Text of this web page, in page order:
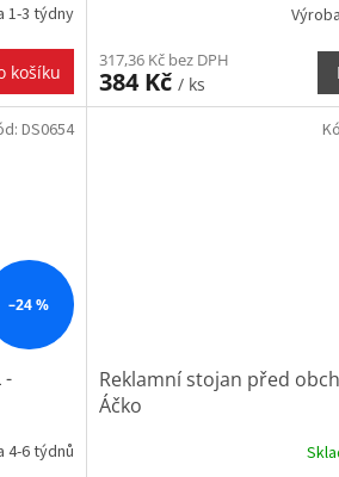
1-3 týdny
košíku
317,36 Kč bez DPH
384 Kč / ks
–24 %
-
4-6 týdnů
DS0654
Reklamní stojan před
Áčko